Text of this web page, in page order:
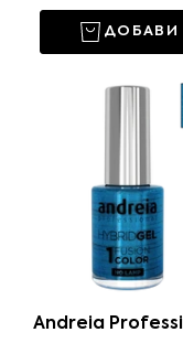
ДОБАВИ
Andreia